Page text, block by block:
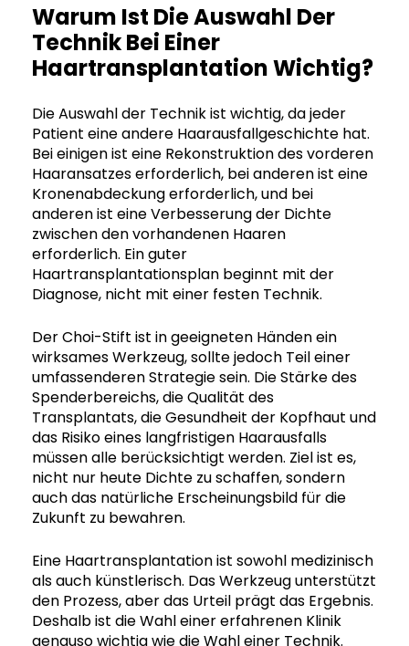
Warum Ist Die Auswahl Der
Technik Bei Einer
Haartransplantation Wichtig?
Die Auswahl der Technik ist wichtig, da jeder
Patient eine andere Haarausfallgeschichte hat.
Bei einigen ist eine Rekonstruktion des vorderen
Haaransatzes erforderlich, bei anderen ist eine
Kronenabdeckung erforderlich, und bei
anderen ist eine Verbesserung der Dichte
zwischen den vorhandenen Haaren
erforderlich. Ein guter
Haartransplantationsplan beginnt mit der
Diagnose, nicht mit einer festen Technik.
Der Choi-Stift ist in geeigneten Händen ein
wirksames Werkzeug, sollte jedoch Teil einer
umfassenderen Strategie sein. Die Stärke des
Spenderbereichs, die Qualität des
Transplantats, die Gesundheit der Kopfhaut und
das Risiko eines langfristigen Haarausfalls
müssen alle berücksichtigt werden. Ziel ist es,
nicht nur heute Dichte zu schaffen, sondern
auch das natürliche Erscheinungsbild für die
Zukunft zu bewahren.
Eine Haartransplantation ist sowohl medizinisch
als auch künstlerisch. Das Werkzeug unterstützt
den Prozess, aber das Urteil prägt das Ergebnis.
Deshalb ist die Wahl einer erfahrenen Klinik
genauso wichtig wie die Wahl einer Technik.